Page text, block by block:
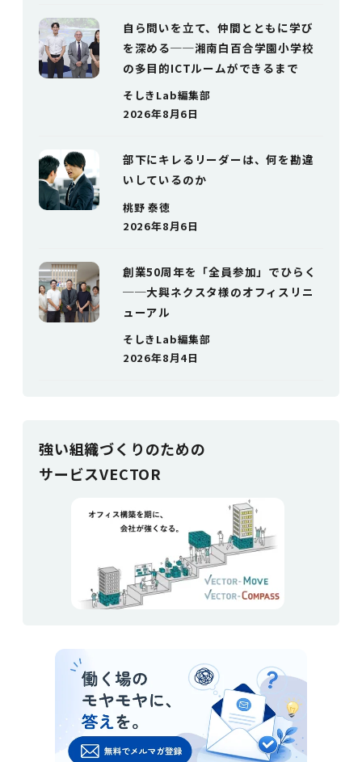
自ら問いを立て、仲間とともに学び
を深める──湘南白百合学園小学校
の多目的ICTルームができるまで
そしきLab編集部
2026年8月6日
部下にキレるリーダーは、何を勘違
いしているのか
桃野 泰徳
2026年8月6日
創業50周年を「全員参加」でひらく
──大興ネクスタ様のオフィスリニ
ューアル
そしきLab編集部
2026年8月4日
強い組織づく りのための
サービスVECTOR